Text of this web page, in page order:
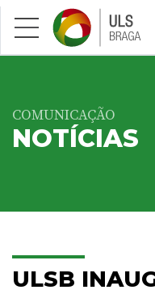
Saltar para conteúdo
COMUNICAÇÃO
NOTÍCIAS
ULSB